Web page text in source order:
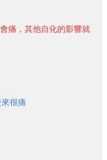
痛，其他自化的影響就
很痛